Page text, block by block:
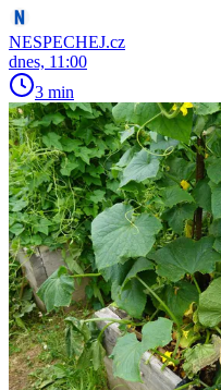
NESPECHEJ.cz
dnes, 11:00
3 min